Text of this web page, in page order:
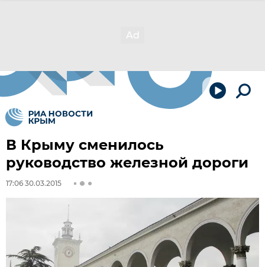
В Крыму сменилось
руководство железной дороги
17:06 30.03.2015